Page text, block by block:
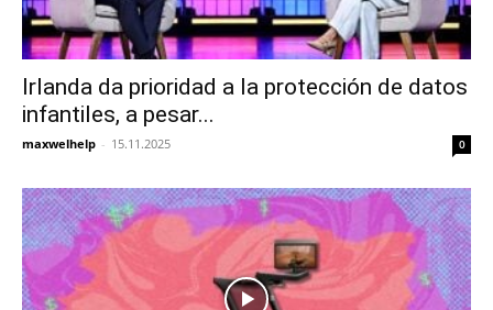
Irlanda da prioridad a la protección de datos
infantiles, a pesar...
maxwelhelp - 15.11.2025 0